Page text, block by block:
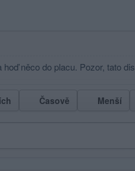
něco do placu. Pozor, tato
Časově Menší